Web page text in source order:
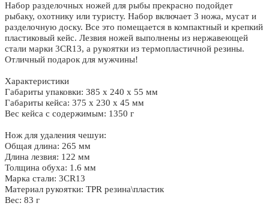
Набор разделочных ножей для рыбы прекрасно подойдет
рыбаку, охотнику или туристу. Набор включает 3 ножа, мусат и
разделочную доску. Все это помещается в компактный и крепкий
пластиковый кейс. Лезвия ножей выполнены из нержавеющей
стали марки 3CR13, а рукоятки из термопластичной резины.
Отличный подарок для мужчины!
Характеристики
Габариты упаковки: 385 х 240 х 55 мм
Габариты кейса: 375 х 230 х 45 мм
Вес кейса с содержимым: 1350 г
Нож для удаления чешуи:
Общая длина: 265 мм
Длина лезвия: 122 мм
Толщина обуха: 1.6 мм
Марка стали: 3CR13
Материал рукоятки: TPR резина\пластик
Вес: 83 г